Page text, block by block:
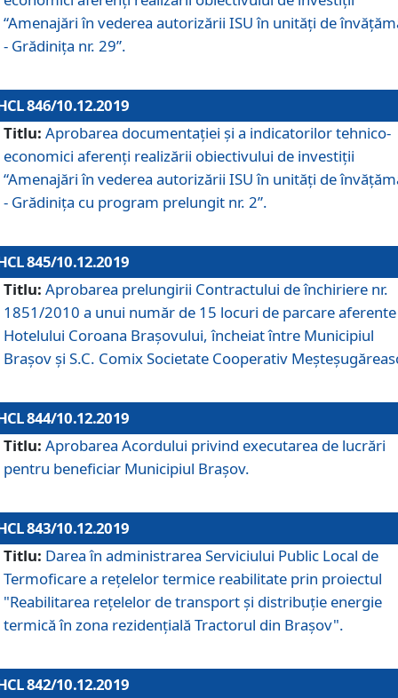
“Amenajări în vederea autorizării ISU în unități de
- Grădinița nr. 29”.
846/10.12.2019
Titlu: Aprobarea documentației și a indicatorilor tehnico-
economici aferenți realizării obiectivului de investiții
“Amenajări în vederea autorizării ISU în unități de
- Grădinița cu program prelungit nr. 2”.
845/10.12.2019
Titlu: Aprobarea prelungirii Contractului de închiriere nr.
1851/2010 a unui număr de 15 locuri de parcare aferente
Hotelului Coroana Brașovului, încheiat între Municipiul
Braşov şi S.C. Comix Societate Cooperativ
844/10.12.2019
Titlu: Aprobarea Acordului privind executarea de lucrări
pentru beneficiar Municipiul Brașov.
843/10.12.2019
Titlu: Darea în administrarea Serviciului Public Local de
Termoficare a rețelelor termice reabilitate prin proiectul
"Reabilitarea reţelelor de transport şi distribuţie energie
termică în zona rezidenţială Tractorul din Braşov".
842/10.12.2019